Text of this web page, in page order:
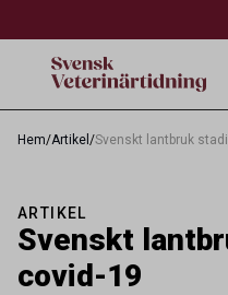
Hem/Artikel /Svenskt lantbruk
ARTIKEL
Svenskt
covid-19